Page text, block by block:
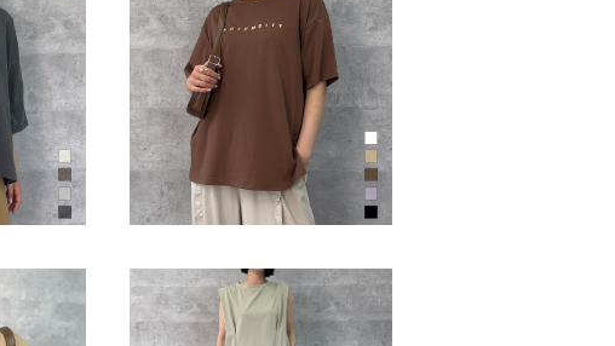
ツ（NO.
メタリックロゴTシャツ（NO.
56262924）